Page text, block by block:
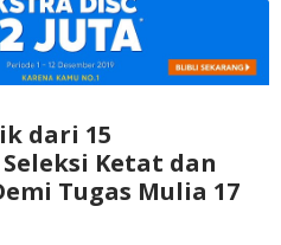
dari 15
Ketat dan
Tugas Mulia 17